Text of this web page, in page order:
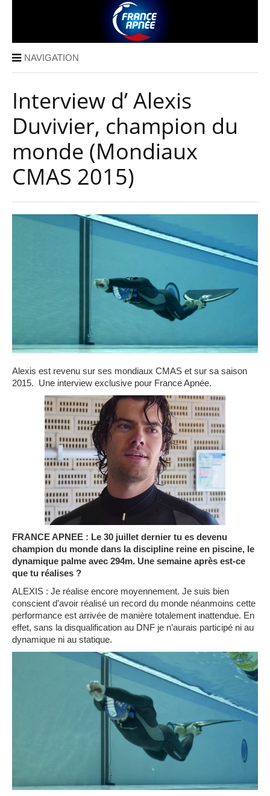
NAVIGATION
Interview d’ Alexis
Duvivier, champion du
monde (Mondiaux
CMAS 2015)
Alexis est revenu sur ses mondiaux CMAS et sur sa saison
2015. Une interview exclusive pour France Apnée.
FRANCE APNEE : Le 30 juillet dernier tu es devenu
champion du monde dans la discipline reine en piscine, le
dynamique palme avec 294m. Une semaine après est-ce
que tu réalises ?
ALEXIS : Je réalise encore moyennement. Je suis bien
conscient d’avoir réalisé un record du monde néanmoins cette
performance est arrivée de manière totalement inattendue. En
effet, sans la disqualification au DNF je n’aurais participé ni au
dynamique ni au statique.